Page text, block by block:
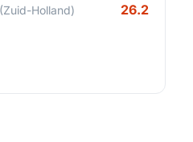
(Zuid-Holland) 26.2